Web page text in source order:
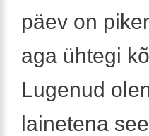
päev on
aga ühtegi
Lugenud
lainetena